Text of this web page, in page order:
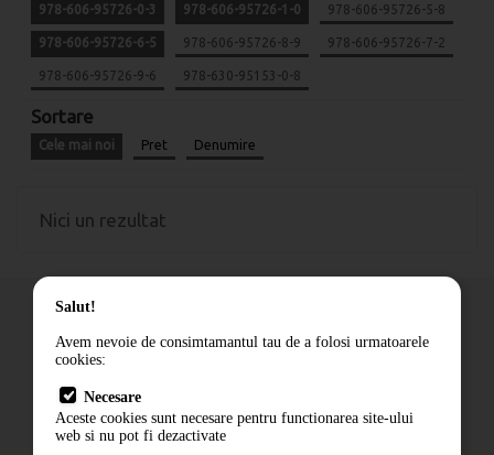
978-606-95726-0-3 978-606-95726-1-0 978-606-95726-5-8
978-606-95726-6-5 978-606-95726-8-9 978-606-95726-7-2
978-606-95726-9-6 978-630-95153-0-8
Sortare
Cele mai noi Pret Denumire
Nici un rezultat
Cum comand
Livrare
Contact
Salut!
Avem nevoie de consimtamantul tau de a folosi urmatoarele
cookies:
Necesare
Aceste cookies sunt necesare pentru functionarea site-ului
web si nu pot fi dezactivate